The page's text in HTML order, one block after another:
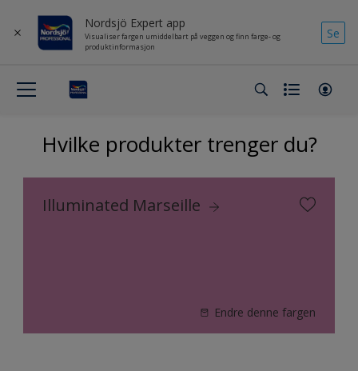
Nordsjö Expert app
Visualiser fargen umiddelbart på veggen og finn farge- og
produktinformasjon
Se
Hvilke produkter trenger du?
Illuminated Marseille
Endre denne fargen